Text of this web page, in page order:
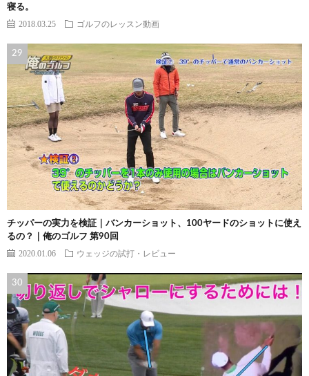
寝る。
2018.03.25 ゴルフのレッスン動画
チッパーの実力を検証｜バンカーショット、100ヤードのショットに使え
るの？｜俺のゴルフ 第90回
2020.01.06 ウェッジの試打・レビュー